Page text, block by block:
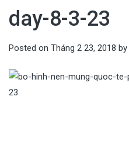
day-8-3-23
Posted on Tháng 2 23, 2018 by